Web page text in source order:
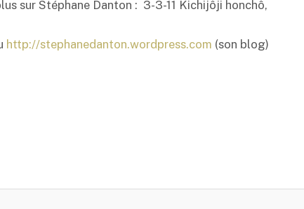
sur Stéphane Danton : 3-3-11 Kichijôji honchô,
http://stephanedanton.wordpress.com (son blog)